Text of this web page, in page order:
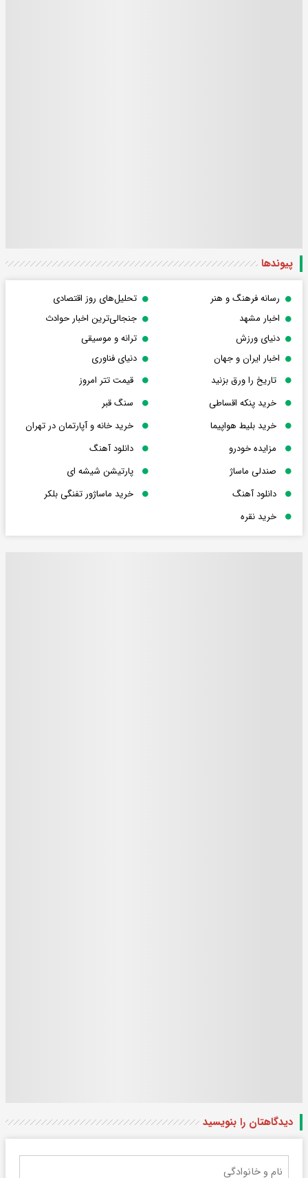
پیوندها
رسانه فرهنگ و هنر
تحلیل‌های روز اقتصادی
اخبار مشهد
جنجالی‌ترین اخبار حوادث
دنیای ورزش
ترانه و موسیقی
اخبار ایران و جهان
دنیای فناوری
تاریخ را ورق بزنید
قیمت تتر امروز
خرید پنکه اقساطی
سنگ قبر
خرید بلیط هواپیما
خرید خانه و آپارتمان در تهران
مزایده خودرو
دانلود آهنگ
صندلی ماساژ
پارتیشن شیشه ای
دانلود آهنگ
خرید ماساژور تفنگی بلکر
خرید نقره
دیدگاهتان را بنویسید